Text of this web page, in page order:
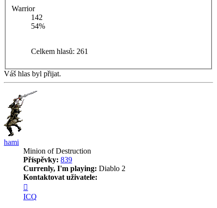
Warrior
142
54%
Celkem hlasů: 261
Váš hlas byl přijat.
hami
Minion of Destruction
Příspěvky: 839
Currenly, I'm playing: Diablo 2
Kontaktovat uživatele:
uživatele
hami
ICQ